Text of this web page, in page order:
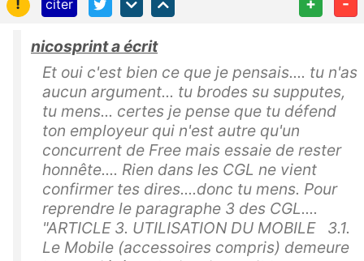
citer
nicosprint a écrit
Et oui c'est bien ce que je pensais.... tu n'as
aucun argument... tu brodes su supputes,
tu mens... certes je pense que tu défend
ton employeur qui n'est autre qu'un
concurrent de Free mais essaie de rester
honnête.... Rien dans les CGL ne vient
confirmer tes dires....donc tu mens. Pour
reprendre le paragraphe 3 des CGL....
"ARTICLE 3. UTILISATION DU MOBILE 3.1.
Le Mobile (accessoires compris) demeure